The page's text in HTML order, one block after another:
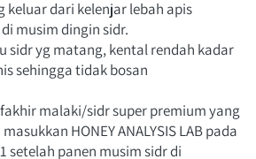
keluar dari kelenjar lebah apis
musim dingin sidr.
sidr yg matang, kental rendah kadar
sehingga tidak bosan
malaki/sidr super premium yang
HONEY ANALYSIS LAB pada
setelah panen musim sidr di